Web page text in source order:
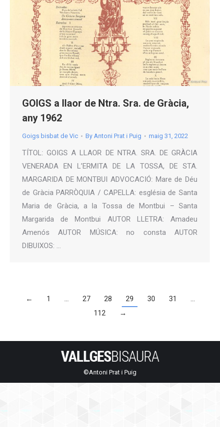
GOIGS a llaor de Ntra. Sra. de Gràcia,
any 1962
Goigs bisbat de Vic By Antoni Prat i Puig maig 31, 2022
TÍTOL: GOIGS A LLAOR DE NTRA. SRA. DE GRÀCIA
VENERADA EN L’ERMITA DE LA TOSSA, DE STA.
MARGARIDA DE MONTBUI ADVOCACIÓ: Mare de Déu
de Gràcia PARRÒQUIA / CAPELLA: església de Santa
Maria de Gràcia, a la Tossa de Montbui – Santa
Margarida de Montbui AUTOR LLETRA: Amadeu
Amenós AUTOR MÚSICA: no consta AUTOR
DIBUIXOS: …
← 1 … 27 28 29 30 31
…
112
→
©Antoni Prat i Puig